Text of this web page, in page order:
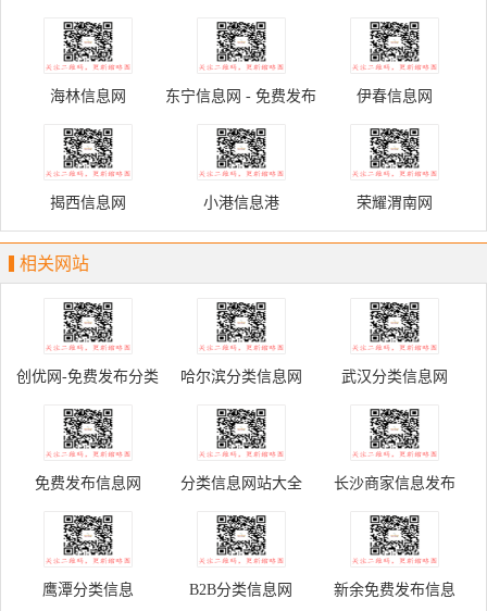
免费发布信息平台
海林信息网 东宁信息网 - 免费发布
信息的网站
伊春信息网
揭西信息网 小港信息港 荣耀渭南网
相关网站
创优网-免费发布分类
信息
哈尔滨分类信息网 武汉分类信息网
免费发布信息网 分类信息网站大全 长沙商家信息发布
鹰潭分类信息 B2B分类信息网 新余免费发布信息